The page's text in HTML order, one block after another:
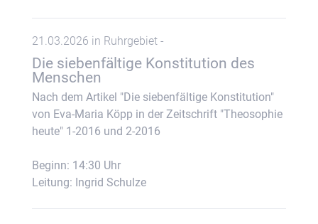
21.03.2026 in Ruhrgebiet -
Die siebenfältige Konstitution des
Menschen
Nach dem Artikel "Die siebenfältige Konstitution"
von Eva-Maria Köpp in der Zeitschrift "Theosophie
heute" 1-2016 und 2-2016
Beginn: 14:30 Uhr
Leitung: Ingrid Schulze